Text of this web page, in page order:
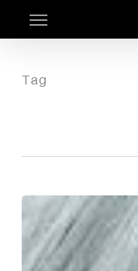
Menu
Tag